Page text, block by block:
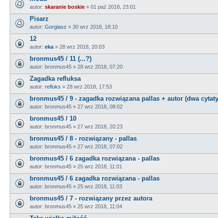
autor: skaranie boskie » 01 paź 2018, 23:01
Pisarz
autor: Gorgiasz » 30 wrz 2018, 18:10
12
autor: eka » 28 wrz 2018, 20:03
bronmus45 / 11 (...?)
autor: bronmus45 » 28 wrz 2018, 07:20
Zagadka refluksa
autor: refluks » 28 wrz 2018, 17:53
bronmus45 / 9 - zagadka rozwiązana pallas + autor (dwa
autor: bronmus45 » 27 wrz 2018, 08:02
bronmus45 / 10
autor: bronmus45 » 27 wrz 2018, 20:23
bronmus45 / 8 - rozwiązany - pallas
autor: bronmus45 » 27 wrz 2018, 07:02
bronmus45 / 6 zagadka rozwiązana - pallas
autor: bronmus45 » 25 wrz 2018, 11:01
bronmus45 / 6 zagadka rozwiązana - pallas
autor: bronmus45 » 25 wrz 2018, 11:03
bronmus45 / 7 - rozwiązany przez autora
autor: bronmus45 » 25 wrz 2018, 11:04